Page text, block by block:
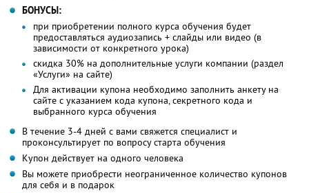
БОНУСЫ:
при приобретении полного курса обучения будет
предоставляться аудиозапись + слайды или видео (в
зависимости от конкретного урока)
скидка 30% на дополнительные услуги компании (раздел
«Услуги» на сайте)
Для активации купона необходимо заполнить анкету на
сайте с указанием кода купона, секретного кода и
выбранного курса обучения
В течение 3-4 дней с вами свяжется специалист и
проконсультирует по вопросу старта обучения
Купон действует на одного человека
Вы можете приобрести неограниченное количество купонов
для себя и в подарок